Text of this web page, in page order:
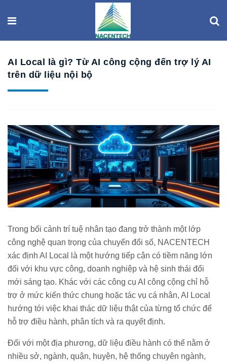
AI Local là gì? Từ AI công cộng đến trợ lý AI
trên dữ liệu nội bộ
Trong bối cảnh trí tuệ nhân tạo đang trở thành một lớp
công nghệ quan trọng của chuyển đổi số, NACENTECH
xác định AI Local là một hướng tiếp cận có tiềm năng lớn
đối với khu vực công, doanh nghiệp và hệ sinh thái đổi
mới sáng tạo. Khác với các công cụ AI công cộng chỉ hỗ
trợ ở mức kiến thức chung hoặc tác vụ cá nhân, AI Local
hướng tới việc khai thác dữ liệu thật của từng tổ chức để
hỗ trợ điều hành, phân tích và ra quyết định.
Đối với một địa phương, dữ liệu điều hành có thể nằm ở
nhiều sở, ngành, quận, huyện, hệ thống chuyên ngành,